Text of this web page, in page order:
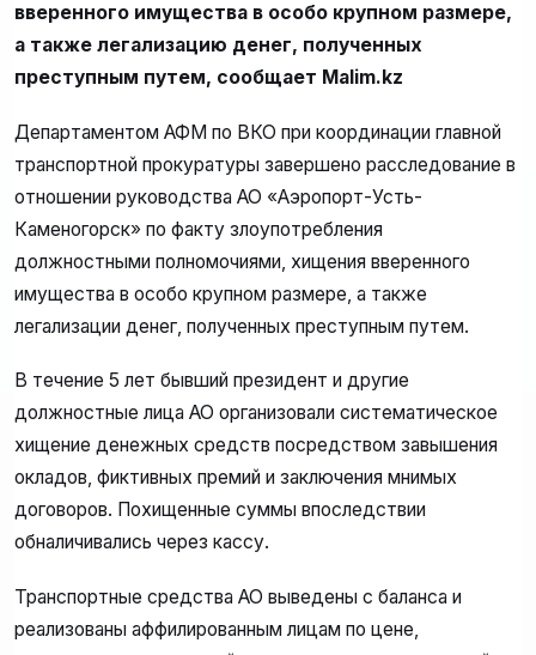
вверенного имущества в особо крупном размере,
а также легализацию денег, полученных
преступным путем, сообщает Malim.kz
Департаментом АФМ по ВКО при координации главной
транспортной прокуратуры завершено расследование в
отношении руководства АО «Аэропорт-Усть-
Каменогорск» по факту злоупотребления
должностными полномочиями, хищения вверенного
имущества в особо крупном размере, а также
легализации денег, полученных преступным путем.
В течение 5 лет бывший президент и другие
должностные лица АО организовали систематическое
хищение денежных средств посредством завышения
окладов, фиктивных премий и заключения мнимых
договоров. Похищенные суммы впоследствии
обналичивались через кассу.
Транспортные средства АО выведены с баланса и
реализованы аффилированным лицам по цене,